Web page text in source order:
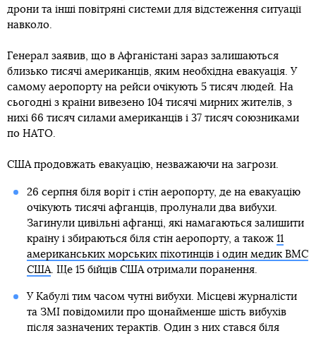
дрони та інші повітряні системи для відстеження ситуації
навколо.
Генерал заявив, що в Афганістані зараз залишаються
близько тисячі американців, яким необхідна евакуація. У
самому аеропорту на рейси очікують 5 тисяч людей. На
сьогодні з країни вивезено 104 тисячі мирних жителів, з
нихі 66 тисяч силами американців і 37 тисяч союзниками
по НАТО.
США продовжать евакуацію, незважаючи на загрози.
26 серпня біля воріт і стін аеропорту, де на евакуацію
очікують тисячі афганців, пролунали два вибухи.
Загинули цивільні афганці, які намагаються залишити
країну і збираються біля стін аеропорту, а також 11
американських морських піхотинців і один медик ВМС
США. Ще 15 бійців США отримали поранення.
У Кабулі тим часом чутні вибухи. Місцеві журналісти
та ЗМІ повідомили про щонайменше шість вибухів
після зазначених терактів. Один з них стався біля